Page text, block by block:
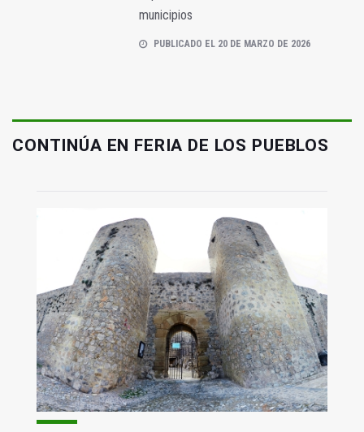
municipios
PUBLICADO EL 20 DE MARZO DE 2026
CONTINÚA EN FERIA DE LOS PUEBLOS